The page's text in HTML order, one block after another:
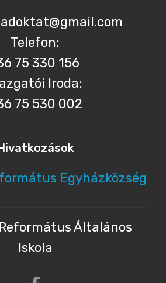
Telefon:
75 330 156
Iroda:
75 530 002
Egyházközség
Általános
Iskola